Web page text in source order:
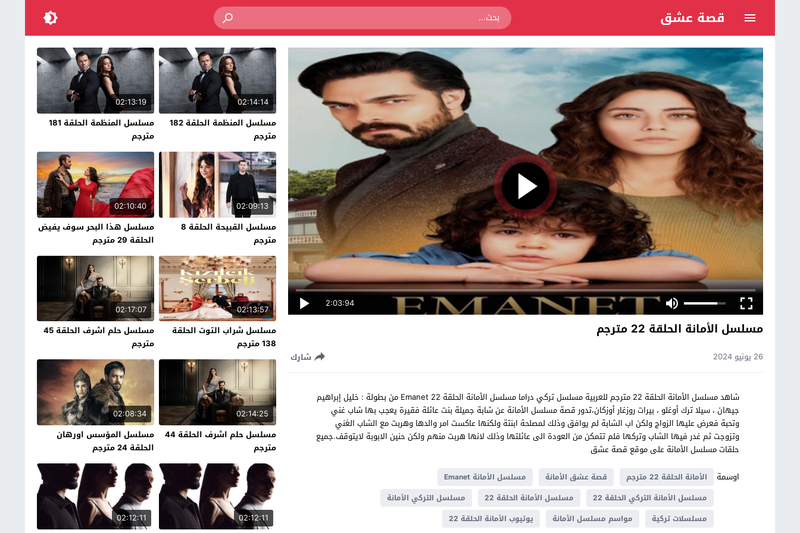
قصة عشق
2:03:94
مسلسل الأمانة الحلقة 22 مترجم
26 يونيو 2024 شارك
شاهد مسلسل الأمانة الحلقة 22 مترجم للعربية مسلسل تركي دراما مسلسل الأمانة الحلقة 22 Emanet من بطولة : خليل إبراهيم
جيهان ، سيلا ترك أوغلو ، بيرات روزغار أوزكان،تدور قصة مسلسل الأمانة عن شابة جميلة بنت عائلة فقيرة يعجب بها شاب غني
وتحبة فعرض عليها الزواج ولكن اب الشابة لم يوافق وذلك لمصلحة ابنتة ولكنها عاكست امر والدها وهربت مع الشاب الغني
وتزوجت ثم غدر فيها الشاب وتركها فلم تتمكن من العودة الى عائلتها وذلك لانها هربت منهم ولكن حنين الابوبة لايتوقف.جميع
حلقات مسلسل الأمانة على موقع قصة عشق
اوسمة
الأمانة الحلقة 22 مترجم قصة عشق الأمانة
مسلسل الأمانة Emanet
مسلسل الأمانة التركي الحلقة 22
مسلسل الأمانة الحلقة 22
مسلسل التركي الأمانة
مسلسلات تركية
مواسم مسلسل الأمانة يوتيوب الأمانة الحلقة 22
02:14:14
مسلسل المنظمة الحلقة 182
مترجم
02:13:19
مسلسل المنظمة الحلقة 181
مترجم
02:09:13
مسلسل القبيحة الحلقة 8
مترجم
02:10:40
مسلسل هذا البحر سوف يفيض
الحلقة 29 مترجم
02:13:57
مسلسل شراب التوت الحلقة
138 مترجم
02:17:07
مسلسل حلم اشرف الحلقة 45
مترجم
02:14:25
مسلسل حلم اشرف الحلقة 44
مترجم
02:08:34
مسلسل المؤسس اورهان
الحلقة 24 مترجم
02:12:11
02:12:11